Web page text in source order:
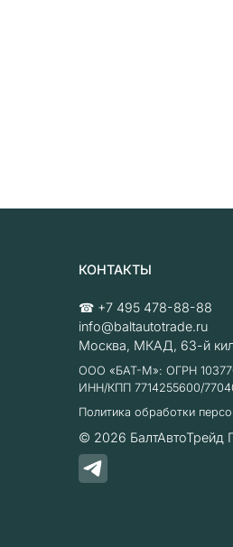
КОНТАКТЫ
☎ +7 495 478-88-88
info@baltautotrade.ru
Москва, МКАД, 63-й
ООО «БАТ-М»: ОГРН
ИНН/КПП 7714255600/
Политика обработки
© 2026